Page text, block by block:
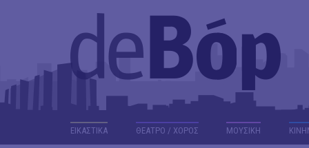
ΕΙΚΑΣΤΙΚΑ ΘΕΑΤΡΟ / ΧΟΡΟΣ ΜΟΥΣΙΚΗ